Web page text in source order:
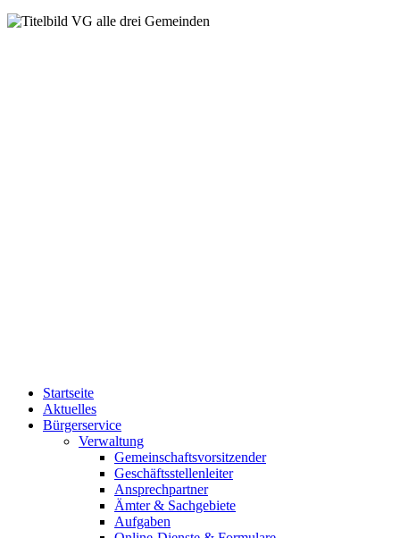
Startseite
Aktuelles
Bürgerservice
Verwaltung
Gemeinschaftsvorsitzender
Geschäftsstellenleiter
Ansprechpartner
Ämter & Sachgebiete
Aufgaben